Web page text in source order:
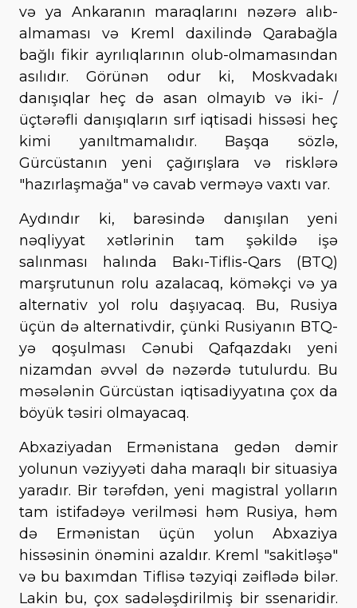
və ya Ankaranın maraqlarını nəzərə alıb-
almaması və Kreml daxilində Qarabağla
bağlı fikir ayrılıqlarının olub-olmamasından
asılıdır. Görünən odur ki, Moskvadakı
danışıqlar heç də asan olmayıb və iki- /
üçtərəfli danışıqların sırf iqtisadi hissəsi heç
kimi yanıltmamalıdır. Başqa sözlə,
Gürcüstanın yeni çağırışlara və risklərə
"hazırlaşmağa" və cavab verməyə vaxtı var.
Aydındır ki, barəsində danışılan yeni
nəqliyyat xətlərinin tam şəkildə işə
salınması halında Bakı-Tiflis-Qars (BTQ)
marşrutunun rolu azalacaq, köməkçi və ya
alternativ yol rolu daşıyacaq. Bu, Rusiya
üçün də alternativdir, çünki Rusiyanın BTQ-
yə qoşulması Cənubi Qafqazdakı yeni
nizamdan əvvəl də nəzərdə tutulurdu. Bu
məsələnin Gürcüstan iqtisadiyyatına çox da
böyük təsiri olmayacaq.
Abxaziyadan Ermənistana gedən dəmir
yolunun vəziyyəti daha maraqlı bir situasiya
yaradır. Bir tərəfdən, yeni magistral yolların
tam istifadəyə verilməsi həm Rusiya, həm
də Ermənistan üçün yolun Abxaziya
hissəsinin önəmini azaldır. Kreml "sakitləşə"
və bu baxımdan Tiflisə təzyiqi zəiflədə bilər.
Lakin bu, çox sadələşdirilmiş bir ssenaridir.